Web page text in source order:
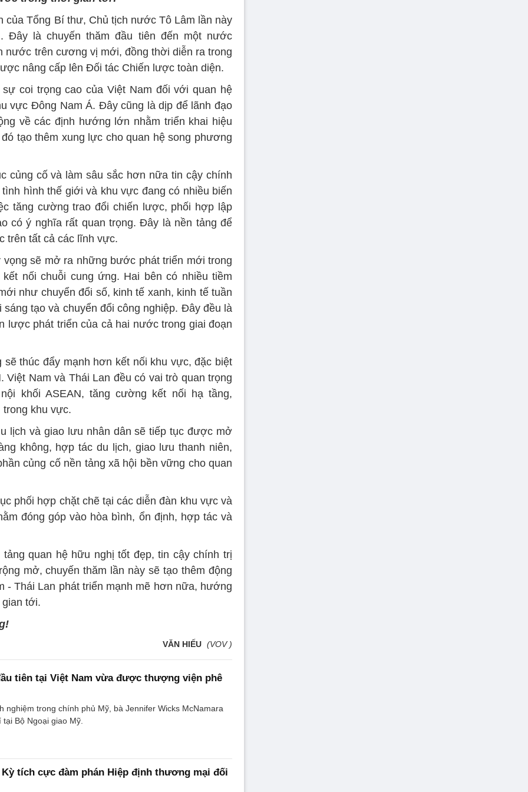
của Tổng Bí thư, Chủ tịch nước Tô Lâm lần này
Đây là chuyến thăm đầu tiên đến một nước
nước trên cương vị mới, đồng thời diễn ra trong
nâng cấp lên Đối tác Chiến lược toàn diện.
coi trọng cao của Việt Nam đối với quan hệ
vực Đông Nam Á. Đây cũng là dịp để lãnh đạo
về các định hướng lớn nhằm triển khai hiệu
tạo thêm xung lực cho quan hệ song phương
củng cố và làm sâu sắc hơn nữa tin cậy chính
hình thế giới và khu vực đang có nhiều biến
tăng cường trao đổi chiến lược, phối hợp lập
có ý nghĩa rất quan trọng. Đây là nền tảng để
trên tất cả các lĩnh vực.
sẽ mở ra những bước phát triển mới trong
nối chuỗi cung ứng. Hai bên có nhiều tiềm
như chuyển đổi số, kinh tế xanh, kinh tế tuần
tạo và chuyển đổi công nghiệp. Đây đều là
lược phát triển của cả hai nước trong giai đoạn
thúc đẩy mạnh hơn kết nối khu vực, đặc biệt
Việt Nam và Thái Lan đều có vai trò quan trọng
khối ASEAN, tăng cường kết nối hạ tầng,
khu vực.
lịch và giao lưu nhân dân sẽ tiếp tục được mở
không, hợp tác du lịch, giao lưu thanh niên,
củng cố nền tảng xã hội bền vững cho quan
phối hợp chặt chẽ tại các diễn đàn khu vực và
đóng góp vào hòa bình, ổn định, hợp tác và
quan hệ hữu nghị tốt đẹp, tin cậy chính trị
mở, chuyến thăm lần này sẽ tạo thêm động
- Thái Lan phát triển mạnh mẽ hơn nữa, hướng
tới.
VĂN HIẾU (VOV )
tiên tại Việt Nam vừa được thượng viện phê
nghiệm trong chính phủ Mỹ, bà Jennifer Wicks McNamara
Bộ Ngoại giao Mỹ.
Kỳ tích cực đàm phán Hiệp định thương mại đối